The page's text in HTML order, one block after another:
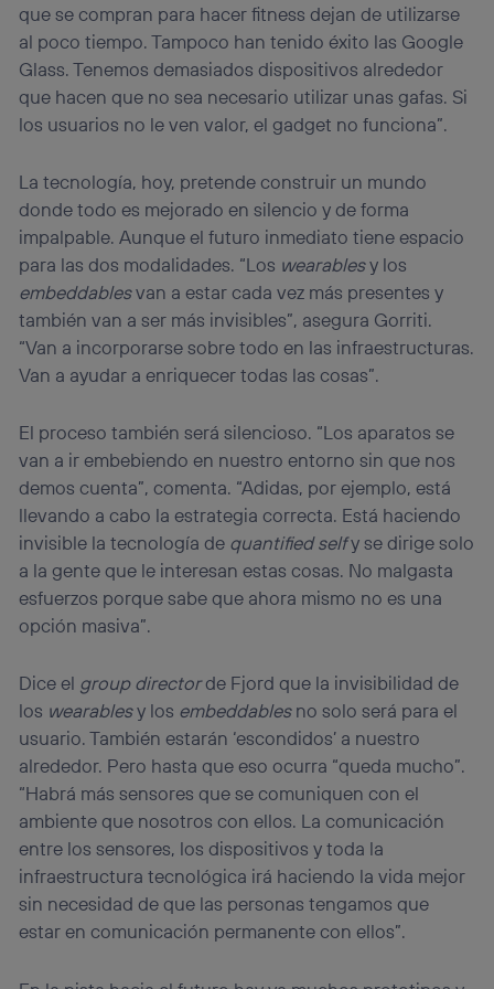
que se compran para hacer fitness dejan de utilizarse
al poco tiempo. Tampoco han tenido éxito las Google
Glass. Tenemos demasiados dispositivos alrededor
que hacen que no sea necesario utilizar unas gafas. Si
los usuarios no le ven valor, el gadget no funciona”.
La tecnología, hoy, pretende construir un mundo
donde todo es mejorado en silencio y de forma
impalpable. Aunque el futuro inmediato tiene espacio
para las dos modalidades. “Los wearablesy los
embeddablesvan a estar cada vez más presentes y
también van a ser más invisibles”, asegura Gorriti.
“Van a incorporarse sobre todo en las infraestructuras.
Van a ayudar a enriquecer todas las cosas”.
El proceso también será silencioso. “Los aparatos se
van a ir embebiendo en nuestro entorno sin que nos
demos cuenta”, comenta. “Adidas, por ejemplo, está
llevando a cabo la estrategia correcta. Está haciendo
invisible la tecnología de quantified selfy se dirige solo
a la gente que le interesan estas cosas. No malgasta
esfuerzos porque sabe que ahora mismo no es una
opción masiva”.
Dice el group directorde Fjord que la invisibilidad de
los wearablesy los embeddablesno solo será para el
usuario. También estarán ‘escondidos’ a nuestro
alrededor. Pero hasta que eso ocurra “queda mucho”.
“Habrá más sensores que se comuniquen con el
ambiente que nosotros con ellos. La comunicación
entre los sensores, los dispositivos y toda la
infraestructura tecnológica irá haciendo la vida mejor
sin necesidad de que las personas tengamos que
estar en comunicación permanente con ellos”.
personalizado, ya que se basará únicamente en la
navegación del usuario del móvil.
Puedes gestionar los consentimientos Utiq seleccionando
“Administrar Utiq” en la parte inferior de esta página web o
visitando el portal de privacidad de Utiq
(“consenthub”). Para más información, consulta